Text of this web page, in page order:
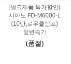
[벌크제품 특가할인]
시마노 FD-M6000-L
(10단,로우클램프)
앞변속기
(품절)